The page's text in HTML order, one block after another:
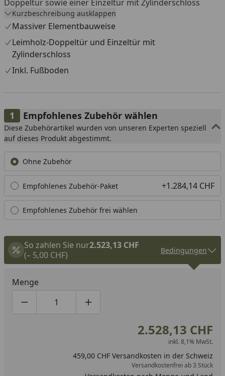
Doppeltür sowie einer Einzeltür mit Zylinderschloss
bietet es Sicherheit und Komfort. Im Lieferumfang ist ein
vollständiger Bausatz.
Kurzbeschreibung ausklappen
Massiver Elementbauweise
Leimholz-Doppeltür und Einzeltür mit
Zylinderschloss
Inkl. Fußboden
Empfohlenes Zubehör wählen
Diese Zubehörartikel wurden von unseren Experten speziell
auf dieses Produkt abgestimmt.
Ohne Zubehör
Empfohlenes Zubehör-Paket +1.284,14 CHF
Empfohlenes Zubehör frei wählen
So zahlen Sie nur2.523,13 CHF
(– 5,00 CHF)
Bedingungen
Menge
Produktmenge um eins verringern
Produktmenge manuell eingeben
Produktmenge um eins erhöhen
2.528,13 CHF
inkl. 8,1% MwSt.
459,00 CHF Versandkosten in der Schweiz
Versandkostenfrei ab 3 Stück